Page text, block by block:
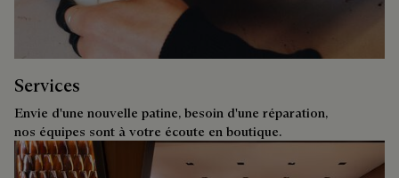
Services
Envie d'une nouvelle patine, besoin d'une réparation,
nos équipes sont à votre écoute en boutique.